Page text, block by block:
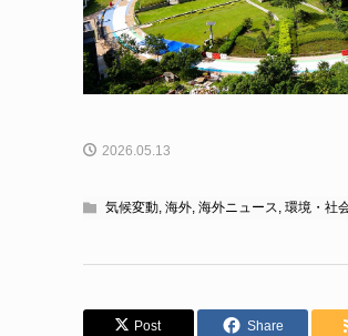
2026.05.13
気候変動, 海外, 海外ニュース, 環境・社
Post Share